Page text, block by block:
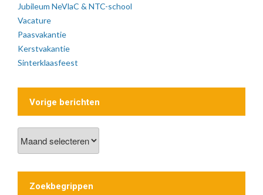
Jubileum NeVlaC & NTC-school
Vacature
Paasvakantie
Kerstvakantie
Sinterklaasfeest
Vorige berichten
berichten
Zoekbegrippen